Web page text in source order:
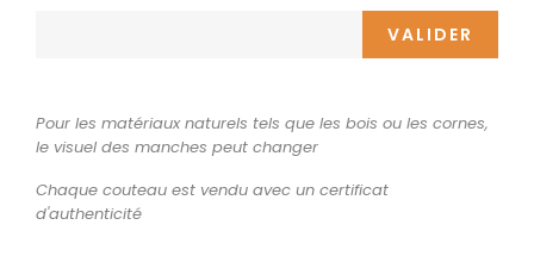
VALIDER
Pour les matériaux naturels tels que les bois ou les cornes,
le visuel des manches peut changer
Chaque couteau est vendu avec un certificat
d'authenticité